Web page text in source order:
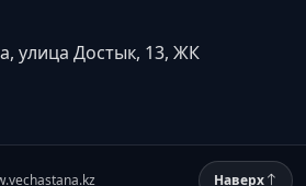
улица Достык, 13, ЖК
Наверх